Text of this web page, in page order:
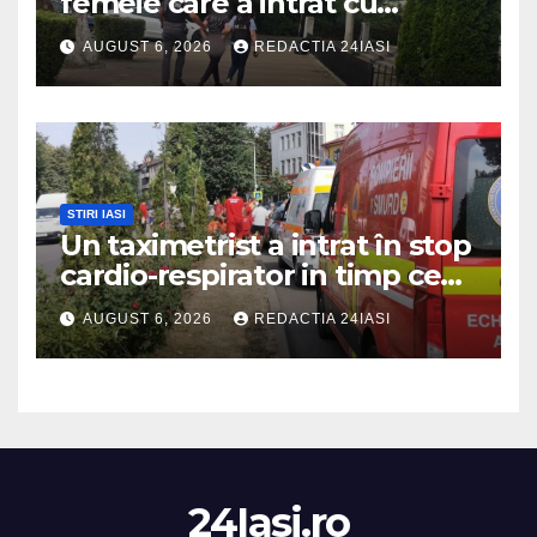
mașina într-o turmă de oi
AUGUST 6, 2026 REDACTIA 24IASI
STIRI IASI
Un taximetrist a intrat în stop
cardio-respirator in timp ce
se afla la volan
AUGUST 6, 2026 REDACTIA 24IASI
24Iasi.ro